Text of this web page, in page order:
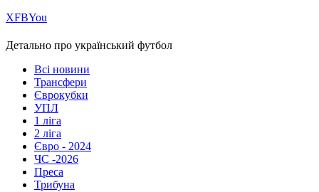
ХFBYou
Детально про український футбол
Всі новини
Трансфери
Єврокубки
УПЛ
1 ліга
2 ліга
Євро - 2024
ЧС -2026
Преса
Трибуна